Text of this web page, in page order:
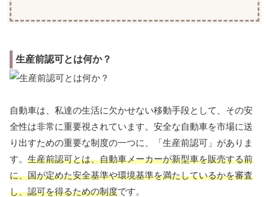
生産前認可とは何か？
自動車は、私達の生活に欠かせない移動手段として、その安
全性は非常に重要視されています。安全な自動車を市場に送
り出すための重要な制度の一つに、「生産前認可」がありま
す。 生産前認可とは、自動車メーカーが新型車を販売する前
に、国が定めた安全基準や環境基準を満たしているかを審査
し、認可を得るための制度です。